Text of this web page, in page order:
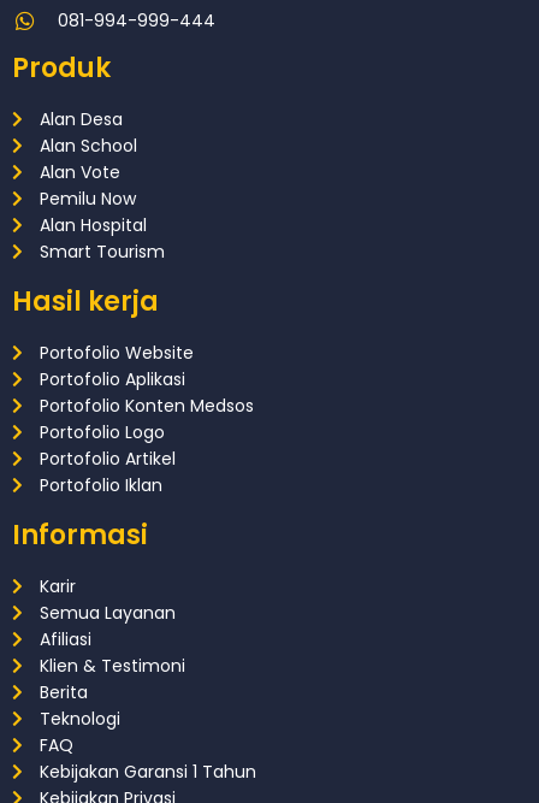
081-994-999-444
Produk
Alan Desa
Alan School
Alan Vote
Pemilu Now
Alan Hospital
Smart Tourism
Hasil kerja
Portofolio Website
Portofolio Aplikasi
Portofolio Konten Medsos
Portofolio Logo
Portofolio Artikel
Portofolio Iklan
Informasi
Karir
Semua Layanan
Afiliasi
Klien & Testimoni
Berita
Teknologi
FAQ
Kebijakan Garansi 1 Tahun
Kebijakan Privasi